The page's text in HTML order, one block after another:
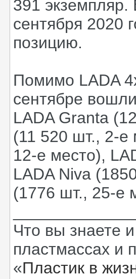
391 экземпляр.
сентября 2020
позицию.
Помимо LADA
сентябре
LADA Granta
(11 520 шт., 2-е
12-е место),
LADA Niva
(1776 шт., 25-е
Что вы знаете
пластмассах и
«Пластик в